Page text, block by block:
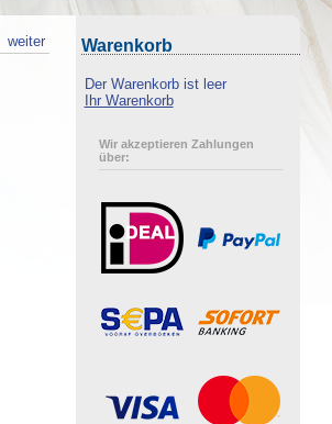
weiter Warenkorb
Der Warenkorb ist leer
Ihr Warenkorb
Wir akzeptieren Zahlungen
über: